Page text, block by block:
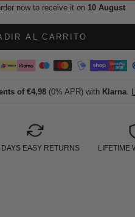
now to receive it on 10 August
AL CARRITO
of €4,98 (0% APR) with Klarna.
EASY RETURNS LIFETIME